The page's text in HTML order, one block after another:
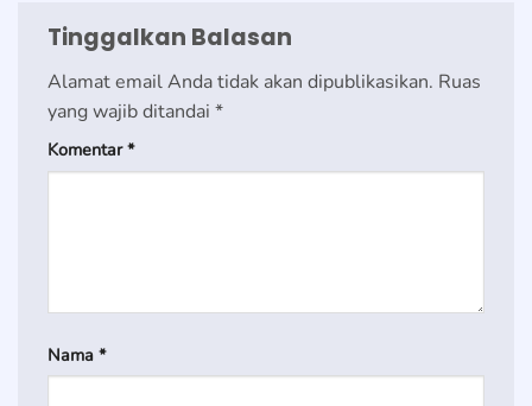
Tinggalkan Balasan
Alamat email Anda tidak akan dipublikasikan. Ruas
yang wajib ditandai *
Komentar*
Nama *